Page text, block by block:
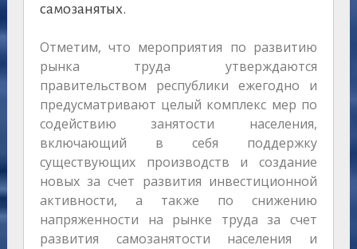
самозанятых.
Отметим, что мероприятия по развитию
рынка труда утверждаются
правительством республики ежегодно и
предусматривают целый комплекс мер по
содействию занятости населения,
включающий в себя поддержку
существующих производств и создание
новых за счет развития инвестиционной
активности, а также по снижению
напряженности на рынке труда за счет
развития самозанятости населения и